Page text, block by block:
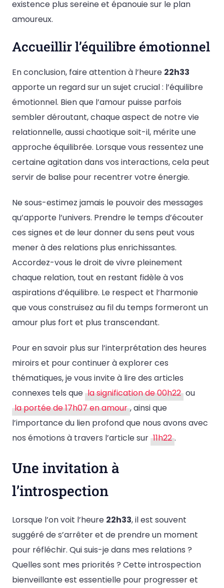
existence plus sereine et épanouie sur le plan
amoureux.
Accueillir l’équilibre émotionnel
En conclusion, faire attention à l’heure 22h33
apporte un regard sur un sujet crucial : l’équilibre
émotionnel. Bien que l’amour puisse parfois
sembler déroutant, chaque aspect de notre vie
relationnelle, aussi chaotique soit-il, mérite une
approche équilibrée. Lorsque vous ressentez une
certaine agitation dans vos interactions, cela peut
servir de balise pour recentrer votre énergie.
Ne sous-estimez jamais le pouvoir des messages
qu’apporte l’univers. Prendre le temps d’écouter
ces signes et de leur donner du sens peut vous
mener à des relations plus enrichissantes.
Accordez-vous le droit de vivre pleinement
chaque relation, tout en restant fidèle à vos
aspirations d’équilibre. Le respect et l’harmonie
que vous construisez au fil du temps formeront un
amour plus fort et plus transcendant.
Pour en savoir plus sur l’interprétation des heures
miroirs et pour continuer à explorer ces
thématiques, je vous invite à lire des articles
connexes tels que la signification de 00h22 ou
la portée de 17h07 en amour , ainsi que
l’importance du lien profond que nous avons avec
nos émotions à travers l’article sur 11h22 .
Une invitation à
l’introspection
Lorsque l’on voit l’heure 22h33, il est souvent
suggéré de s’arrêter et de prendre un moment
pour réfléchir. Qui suis-je dans mes relations ?
Quelles sont mes priorités ? Cette introspection
bienveillante est essentielle pour progresser et